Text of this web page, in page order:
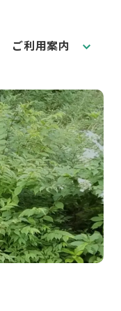
ご利用案内